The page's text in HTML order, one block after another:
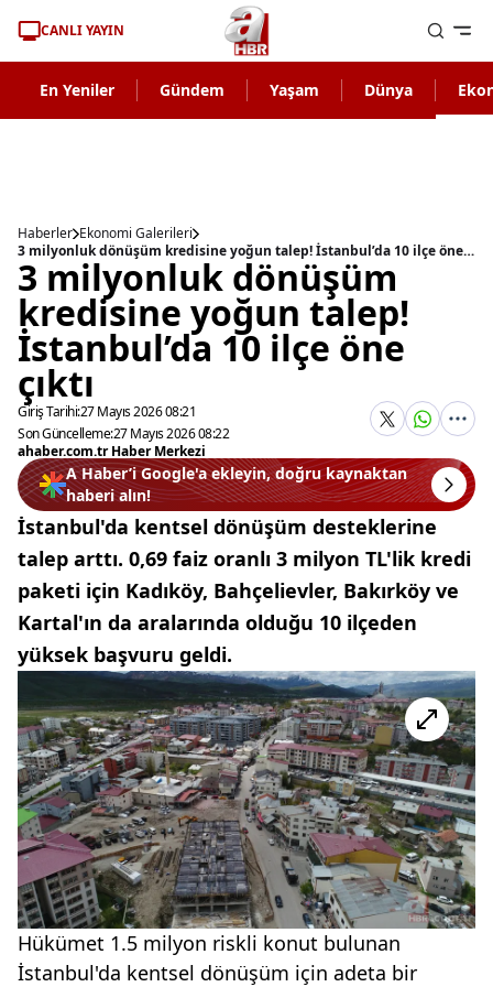
CANLI YAYIN
En Yeniler Gündem Yaşam Dünya
Haberler Ekonomi Galerileri
3 milyonluk dönüşüm kredisine yoğun talep! İstanbul’da 10 ilçe öne çıktı
3 milyonluk dönüşüm
kredisine yoğun talep!
İstanbul’da 10 ilçe öne
çıktı
Giriş Tarihi:27 Mayıs 2026 08:21
Son Güncelleme:27 Mayıs 2026 08:22
ahaber.com.tr Haber Merkezi
A Haber’i Google'a ekleyin, doğru kaynaktan
haberi alın!
İstanbul'da kentsel dönüşüm desteklerine
talep arttı. 0,69 faiz oranlı 3 milyon TL'lik kredi
paketi için Kadıköy, Bahçelievler, Bakırköy ve
Kartal'ın da aralarında olduğu 10 ilçeden
yüksek başvuru geldi.
Hükümet 1.5 milyon riskli konut bulunan
İstanbul'da kentsel dönüşüm için adeta bir